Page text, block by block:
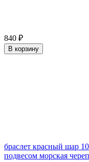
840 ₽
В корзину
браслет красный шар
подвесом морская